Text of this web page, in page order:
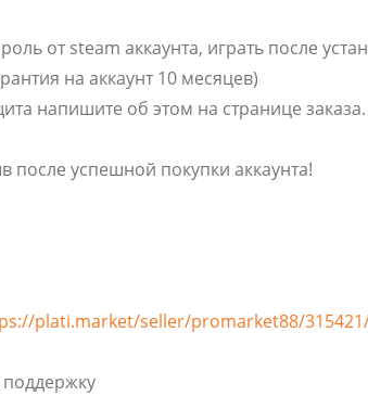
от steam аккаунта, играть после
на аккаунт 10 месяцев)
напишите об этом на странице заказа.
после успешной покупки аккаунта!
plati.market/seller/promarket88/